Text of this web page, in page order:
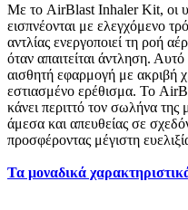
Με το AirBlast Inhaler Kit, οι
εισπνέονται με ελεγχόμενο
αντλίας ενεργοποιεί τη ροή
όταν απαιτείται άντληση.
αισθητή εφαρμογή με ακριβή
εστιασμένο ερέθισμα. Το
κάνει περιττό τον σωλήνα
άμεσα και απευθείας σε
προσφέροντας μέγιστη
Τα μοναδικά